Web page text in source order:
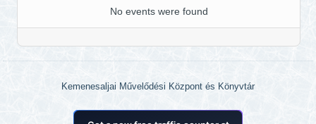
No events were found
Kemenesaljai Művelődési Központ és Könyvtár